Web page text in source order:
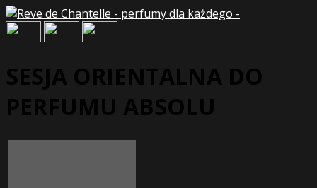
SESJA ORIENTALNA DO
PERFUMU ABSOLU